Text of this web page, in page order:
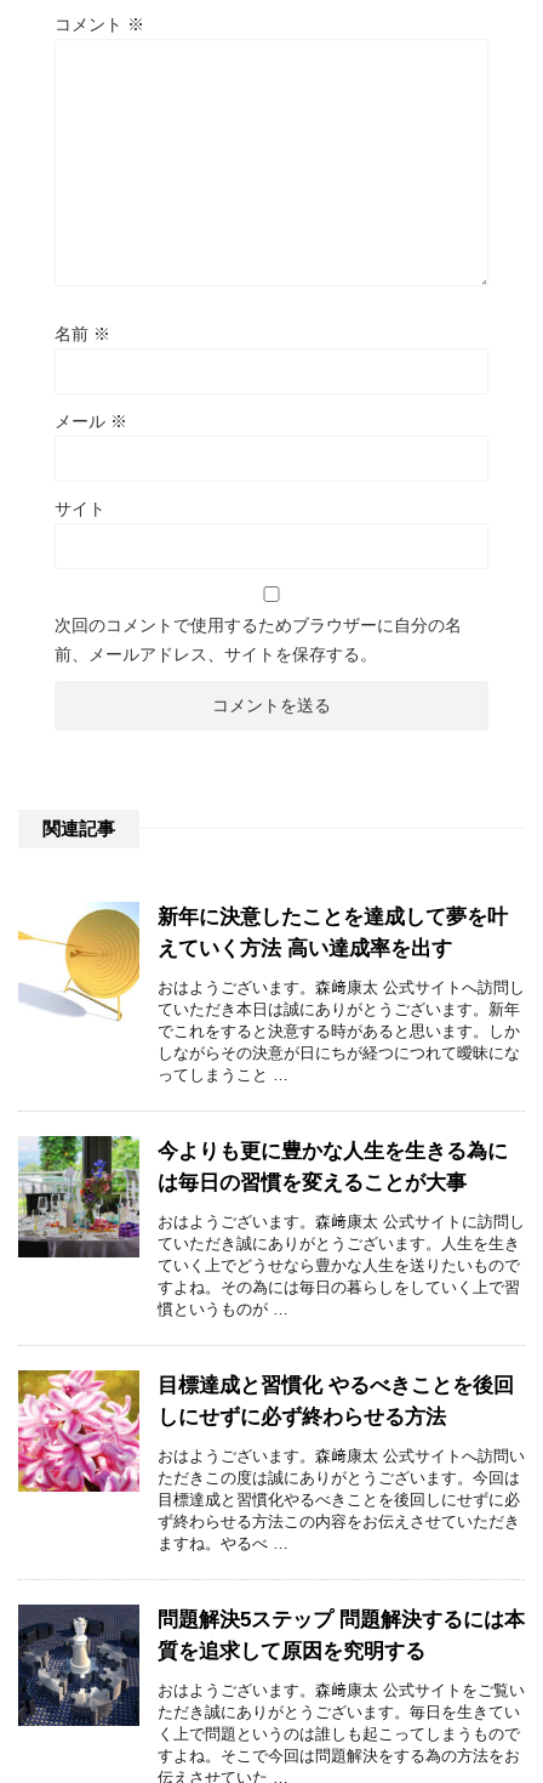
コメント ※
名前 ※
メール ※
サイト
次回のコメントで使用するためブラウザーに自分の名
前、メールアドレス、サイトを保存する。
関連記事
新年に決意したことを達成して夢を叶
えていく方法 高い達成率を出す
おはようございます。森﨑康太 公式サイトへ訪問し
ていただき本日は誠にありがとうございます。新年
でこれをすると決意する時があると思います。しか
しながらその決意が日にちが経つにつれて曖昧にな
ってしまうこと …
今よりも更に豊かな人生を生きる為に
は毎日の習慣を変えることが大事
おはようございます。森﨑康太 公式サイトに訪問し
ていただき誠にありがとうございます。人生を生き
ていく上でどうせなら豊かな人生を送りたいもので
すよね。その為には毎日の暮らしをしていく上で習
慣というものが …
目標達成と習慣化 やるべきことを後回
しにせずに必ず終わらせる方法
おはようございます。森﨑康太 公式サイトへ訪問い
ただきこの度は誠にありがとうございます。今回は
目標達成と習慣化やるべきことを後回しにせずに必
ず終わらせる方法この内容をお伝えさせていただき
ますね。やるべ …
問題解決5ステップ 問題解決するには本
質を追求して原因を究明する
おはようございます。森﨑康太 公式サイトをご覧い
ただき誠にありがとうございます。毎日を生きてい
く上で問題というのは誰しも起こってしまうもので
すよね。そこで今回は問題解決をする為の方法をお
伝えさせていた …